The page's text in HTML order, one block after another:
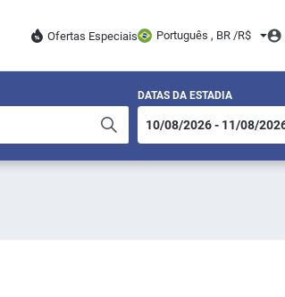
Ofertas Especiais Português , BR /R$
DATAS DA ESTADIA